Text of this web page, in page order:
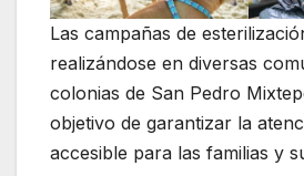
Las campañas de
realizándose en diversas
colonias de San Pedro
objetivo de garantizar la
accesible para las familias y